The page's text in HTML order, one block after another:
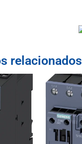
relacionados